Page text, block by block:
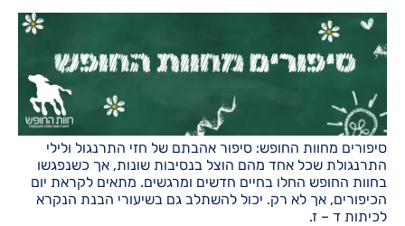
סיפורים מחוות החופש: סיפור אהבתם של חזי התרנגול ולילי
התרנגולת שכל אחד מהם הוצל בנסיבות שונות, אך כשנפגשו
בחוות החופש החלו בחיים חדשים ומרגשים. מתאים לקראת יום
הכיפורים, אך לא רק. יכול להשתלב גם בשיעורי הבנת הנקרא
לכיתות ד – ז.